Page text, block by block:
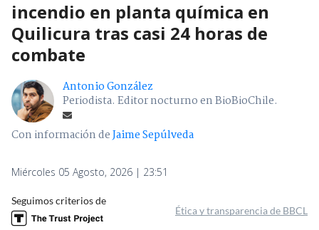
incendio en planta química en
Quilicura tras casi 24 horas de
combate
Antonio González
Periodista. Editor nocturno en BioBioChile.
Con información deJaime Sepúlveda
Miércoles 05 Agosto, 2026 | 23:51
Seguimos criterios de
Ética y transparencia de BBCL